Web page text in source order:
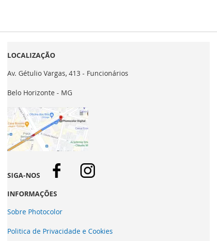
LOCALIZAÇÃO
Av. Gétulio Vargas, 413 - Funcionários
Belo Horizonte - MG
SIGA-NOS
INFORMAÇÕES
Sobre Photocolor
Politica de Privacidade e Cookies